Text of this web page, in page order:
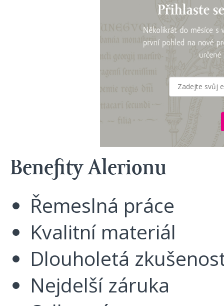
Benefity Alerionu
Řemeslná práce
Kvalitní materiál
Dlouholetá
Nejdelší záruka